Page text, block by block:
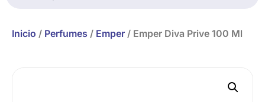
Inicio / Perfumes / Emper / Emper Diva Prive 100 Ml